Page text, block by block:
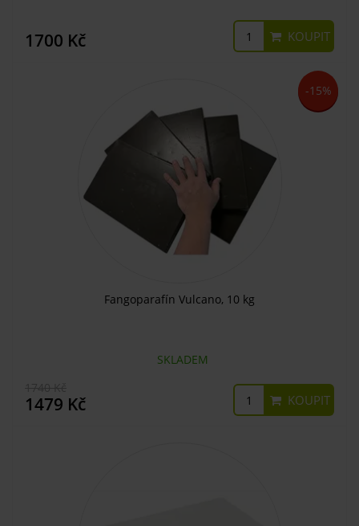
1700 Kč KOUPIT
-15%
Fangoparafín Vulcano, 10 kg
SKLADEM
1479 Kč KOUPIT